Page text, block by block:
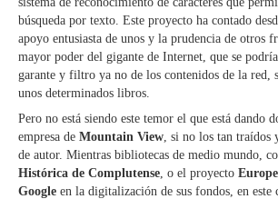
búsqueda por texto. Este proyecto ha contado
apoyo entusiasta de unos y la prudencia de otros
mayor poder del gigante de Internet, que se
garante y filtro ya no de los contenidos de la red,
unos determinados libros.
Pero no está siendo este temor el que está dando
empresa de Mountain View, si no los tan traídos
de autor. Mientras bibliotecas de medio mundo,
Histórica de Complutense, o el proyecto
Google en la digitalización de sus fondos, en este